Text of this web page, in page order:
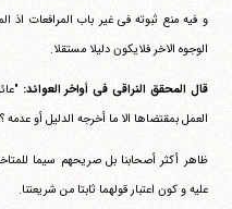
و فیه منع ثبوته فی غیر باب المرافعات اذ
الوجوه الاخر فلایکون دلیلا مستقلا.
قال المحقق النراقی فی أواخر العوائد:
العمل بمقتضاها الا ما أخرجه الدلیل أو عدمه ؟
ظاهر أکثر أصحابنا بل صریحهم سیما
علیه و کون اعتبار قولهما ثابتا من شریعتنا.